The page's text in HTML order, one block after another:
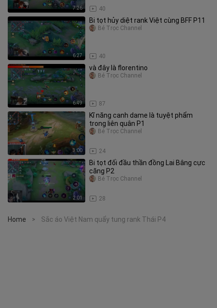
7:26 40
6:27
Bi tọt hủy diệt rank Việt cùng BFF P11
40
Bé Trọc Channel
6:49
và đây là florentino
87
Bé Trọc Channel
3:00
Kĩ năng canh dame là tuyệt phẩm
trong liên quân P1
24
Bé Trọc Channel
2:01
Bi tọt đối đầu thần đồng Lai Bâng cực
căng P2
28
Bé Trọc Channel
Home > Sắc áo Việt Nam quẩy tung rank Thái P4